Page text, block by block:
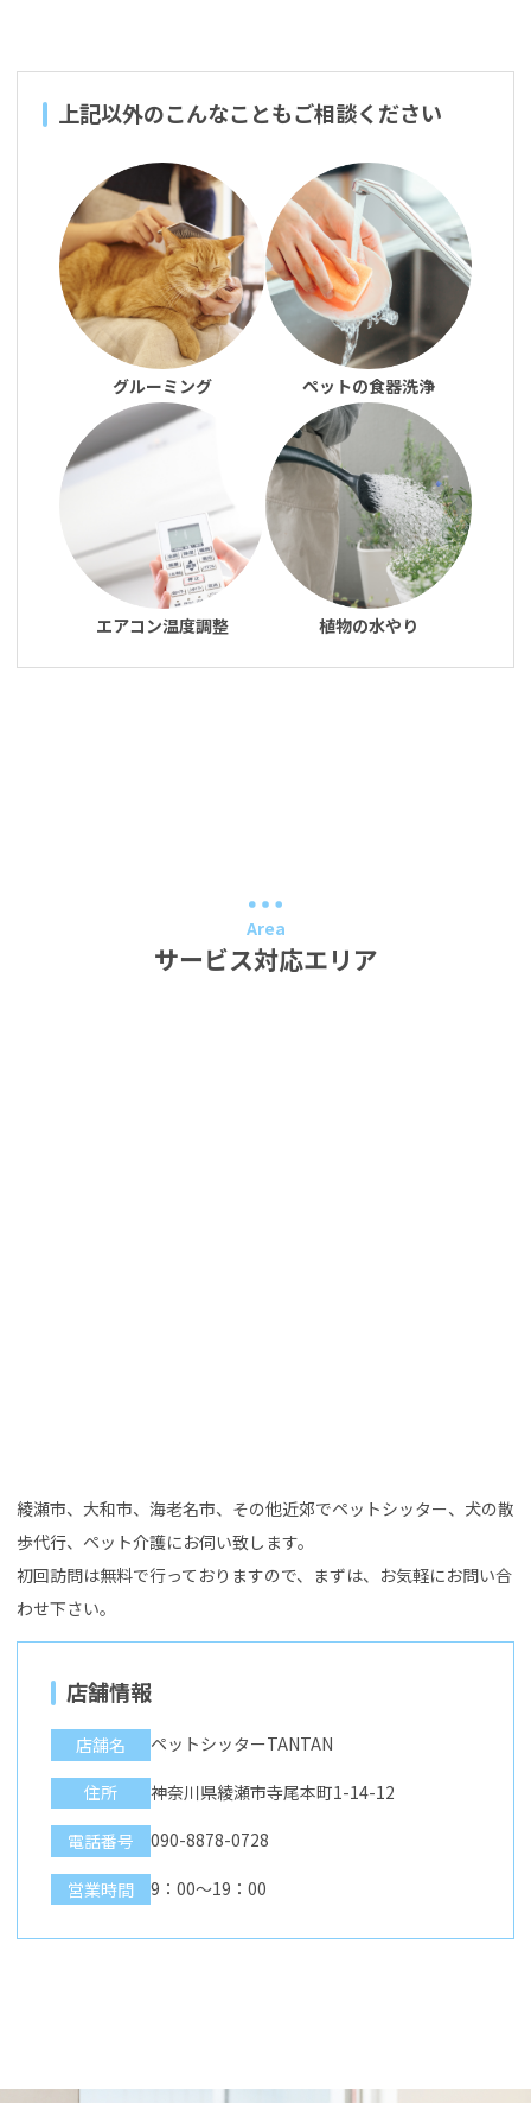
上記以外のこんなこともご相談ください
グルーミング ペットの食器洗浄
エアコン温度調整 植物の水やり
Area
サービス対応エリア
綾瀬市、大和市、海老名市、その他近郊でペットシッター、犬の散
歩代行、ペット介護にお伺い致します。
初回訪問は無料で行っておりますので、まずは、お気軽にお問い合
わせ下さい。
店舗情報
店舗名 ペットシッターTANTAN
住所 神奈川県綾瀬市寺尾本町1-14-12
電話番号 090-8878-0728
営業時間 9：00～19：00